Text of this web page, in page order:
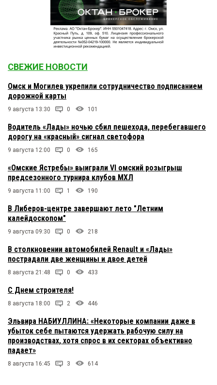
СВЕЖИЕ НОВОСТИ
Омск и Могилев укрепили сотрудничество подписанием
дорожной карты
9 августа 13:30 0 101
Водитель «Лады» ночью сбил пешехода, перебегавшего
дорогу на «красный» сигнал светофора
9 августа 12:00 0 165
«Омские Ястребы» выиграли VI омский розыгрыш
предсезонного турнира клубов МХЛ
9 августа 11:00 1 190
В Либеров-центре завершают лето "Летним
калейдоскопом"
9 августа 09:30 0 218
В столкновении автомобилей Renault и «Лады»
пострадали две женщины и двое детей
8 августа 21:48 0 433
С Днем строителя!
8 августа 18:00 2 446
Эльвира НАБИУЛЛИНА: «Некоторые компании даже в
убыток себе пытаются удержать рабочую силу на
производствах, хотя спрос в их секторах объективно
падает»
8 августа 16:45 3 614